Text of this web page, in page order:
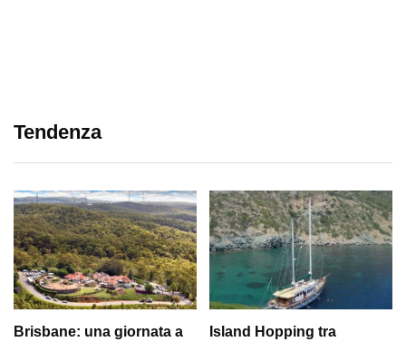
Tendenza
Brisbane: una giornata a
Island Hopping tra